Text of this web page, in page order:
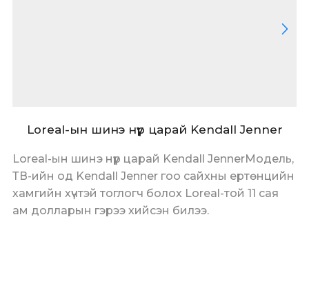
Loreal-ын шинэ нүүр царай Kendall Jenner
Loreal-ын шинэ нүүр царай Kendall JennerМодель,
ТВ-ийн од Kendall Jenner гоо сайхны ертөнцийн
хамгийн хүчтэй тоглогч болох Loreal-той 11 сая
ам долларын гэрээ хийсэн билээ.